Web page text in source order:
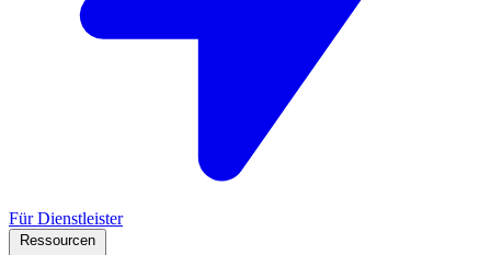
Für Dienstleister